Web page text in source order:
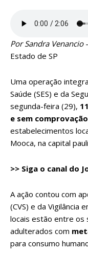
Por Sandra Venancio
Estado de SP
Uma operação
Saúde (SES) e da
segunda-feira (29),
e sem
estabelecimentos
Mooca, na capital
>> Siga o canal do
A ação contou com
(CVS) e da Vigilância
locais estão entre os
adulterados com
para consumo